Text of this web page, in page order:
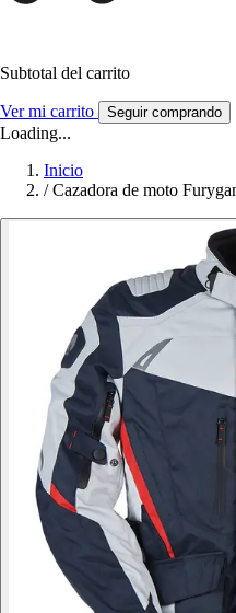
Subtotal del carrito
Ver mi carrito Seguir comprando
Loading...
Inicio
/ Cazadora de moto